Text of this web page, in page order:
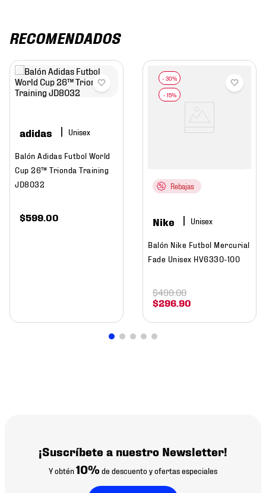
RECOMENDADOS
adidas
Balón Adidas Futbol World
Cup 26™ Trionda Training
JD8032
$599.00
Rebajas
Nike
Balón Nike Futbol Mercurial
Fade Unisex HV6330-100
$296.90
$499.00
¡Suscríbete a nuestro Newsletter!
Y obtén10% de descuento y ofertas especiales